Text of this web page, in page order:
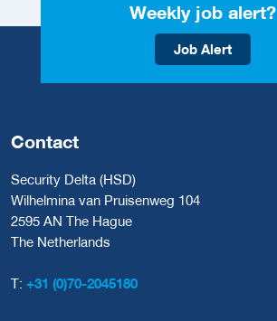
Weekly job alert?
Job Alert
Contact
Security Delta (HSD)
Wilhelmina van Pruisenweg 104
2595 AN The Hague
The Netherlands
T: +31 (0)70-2045180